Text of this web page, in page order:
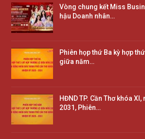
Vòng chung kết Miss
hậu Doanh nhân…
Phiên họp thứ Ba kỳ hợp
giữa năm…
HĐND TP. Cần Thơ khóa
2031, Phiên…